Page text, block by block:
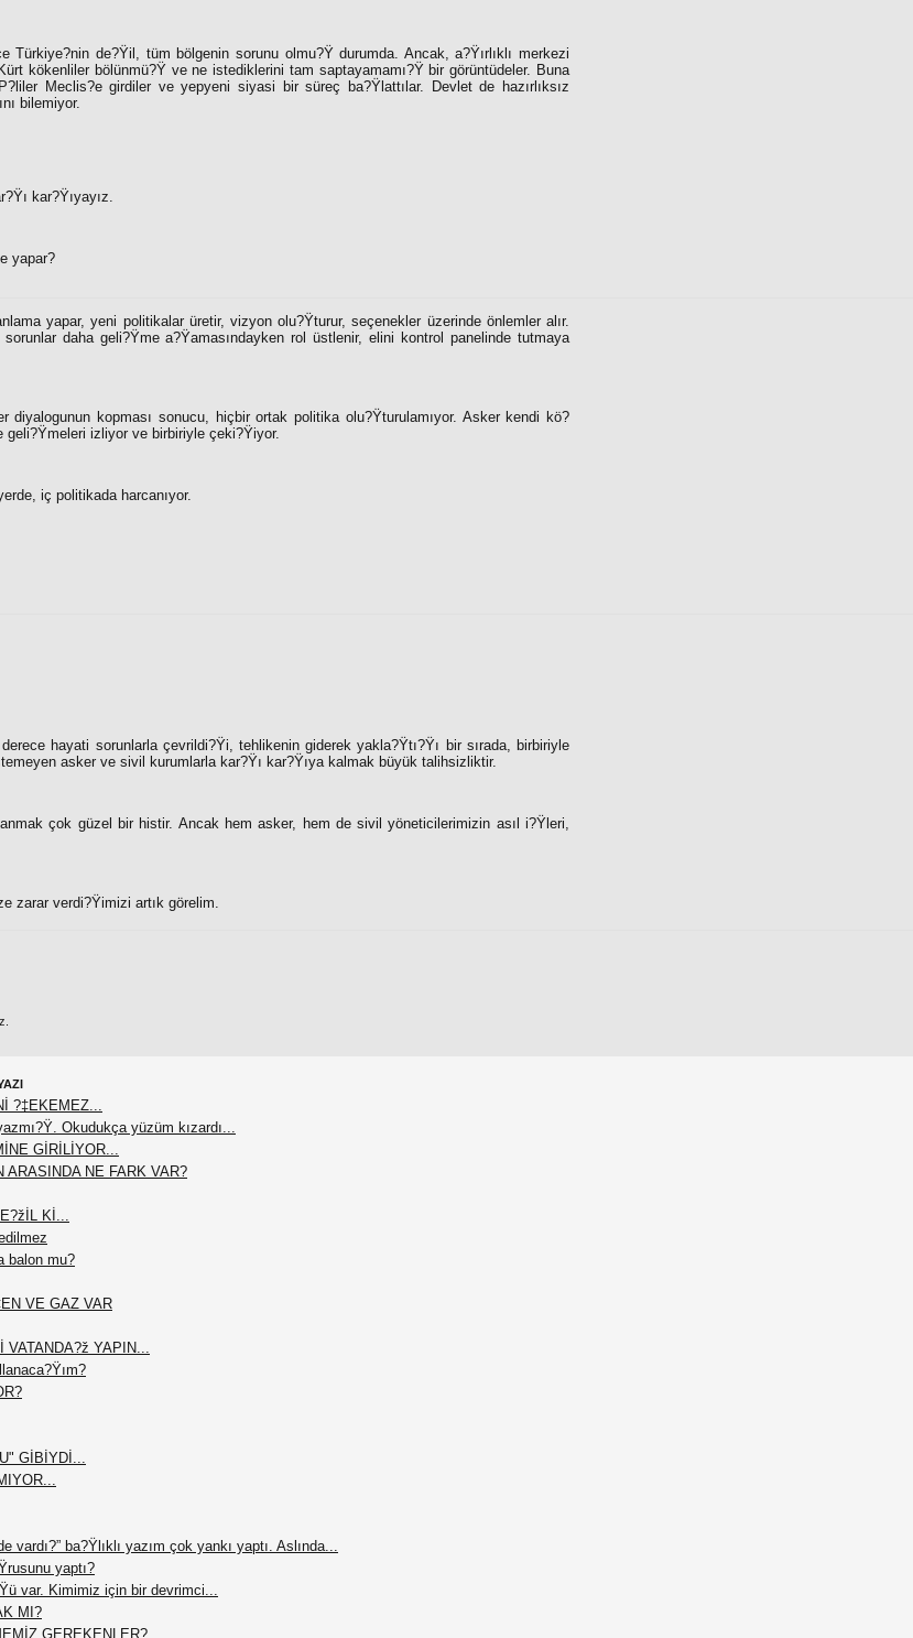
Türkiye?nin de?Ÿil, tüm bölgenin sorunu olmu?Ÿ durumda. Ancak, a?Ÿırlıklı merkezi
kökenliler bölünmü?Ÿ ve ne istediklerini tam saptayamamı?Ÿ bir görüntüdeler. Buna
Meclis?e girdiler ve yepyeni siyasi bir süreç ba?Ÿlattılar. Devlet de hazırlıksız
bilemiyor.
kar?Ÿıyayız.
yapar?
yapar, yeni politikalar üretir, vizyon olu?Ÿturur, seçenekler üzerinde önlemler alır.
daha geli?Ÿme a?Ÿamasındayken rol üstlenir, elini kontrol panelinde tutmaya
diyalogunun kopması sonucu, hiçbir ortak politika olu?Ÿturulamıyor. Asker kendi kö?
izliyor ve birbiriyle çeki?Ÿiyor.
iç politikada harcanıyor.
hayati sorunlarla çevrildi?Ÿi, tehlikenin giderek yakla?Ÿtı?Ÿı bir sırada, birbiriyle
asker ve sivil kurumlarla kar?Ÿı kar?Ÿıya kalmak büyük talihsizliktir.
çok güzel bir histir. Ancak hem asker, hem de sivil yöneticilerimizin asıl i?Ÿleri,
zarar verdi?Ÿimizi artık görelim.
?‡EKEMEZ...
Okudukça yüzüm kızardı...
GİRİLİYOR...
NE FARK VAR?
Kİ...
balon mu?
VE GAZ VAR
VATANDA?ž YAPIN...
GİBİYDİ...
ba?Ÿlıklı yazım çok yankı yaptı. Aslında...
yaptı?
var. Kimimiz için bir devrimci...
MI?
GEREKENLER?